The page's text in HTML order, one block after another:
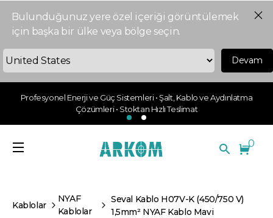
Bulunduğunuz yere özel içeriği görüntülemek
için başka bir ülke veya bölge seçin.
Devam
Profesyonel Enerji ve Güç Sistemleri • Şalt, Kablo ve Aydınlatma
Çözümleri • Stoktan Hızlı Teslimat
0
Kablolar
NYAF
Kablolar
Seval Kablo H07V-K (450/750 V)
1,5mm² NYAF Kablo Mavi